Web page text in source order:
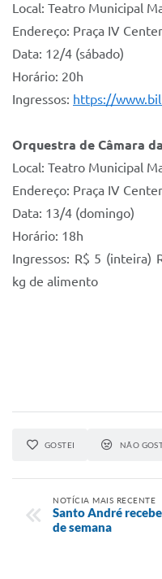
Local: Teatro Municipal
Endereço: Praça IV
Data: 12/4 (sábado)
Horário: 20h
Ingressos: https://
Orquestra de Câmara
Local: Teatro Municipal
Endereço: Praça IV
Data: 13/4 (domingo)
Horário: 18h
Ingressos: R$ 5 (inteira)
kg de alimento
GOSTEI NÃO
NOTÍCIA MAIS RECENTE
Santo André
de semana